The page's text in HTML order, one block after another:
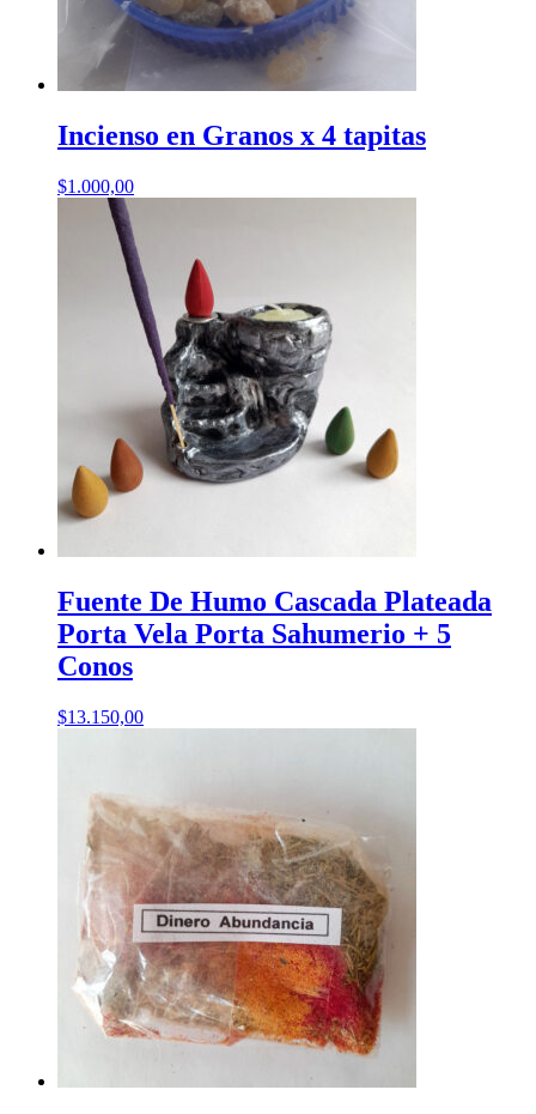
Incienso en Granos x 4 tapitas
$1.000,00
Fuente De Humo Cascada Plateada
Porta Vela Porta Sahumerio + 5
Conos
$13.150,00